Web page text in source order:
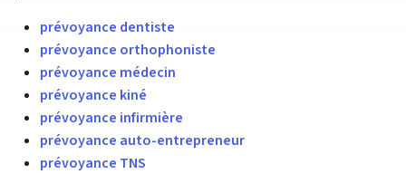
prévoyance dentiste
prévoyance orthophoniste
prévoyance médecin
prévoyance kiné
prévoyance infirmière
prévoyance auto-entrepreneur
prévoyance TNS